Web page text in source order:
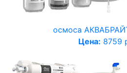
осмоса
Цена: 8759